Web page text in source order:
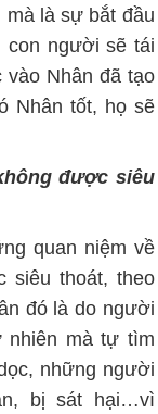
là sự bắt đầu
con người sẽ tái
vào Nhân đã tạo
Nhân tốt, họ sẽ
được siêu
quan niệm về
siêu thoát, theo
đó là do người
nhiên mà tự tìm
những người
bị sát hại…vì